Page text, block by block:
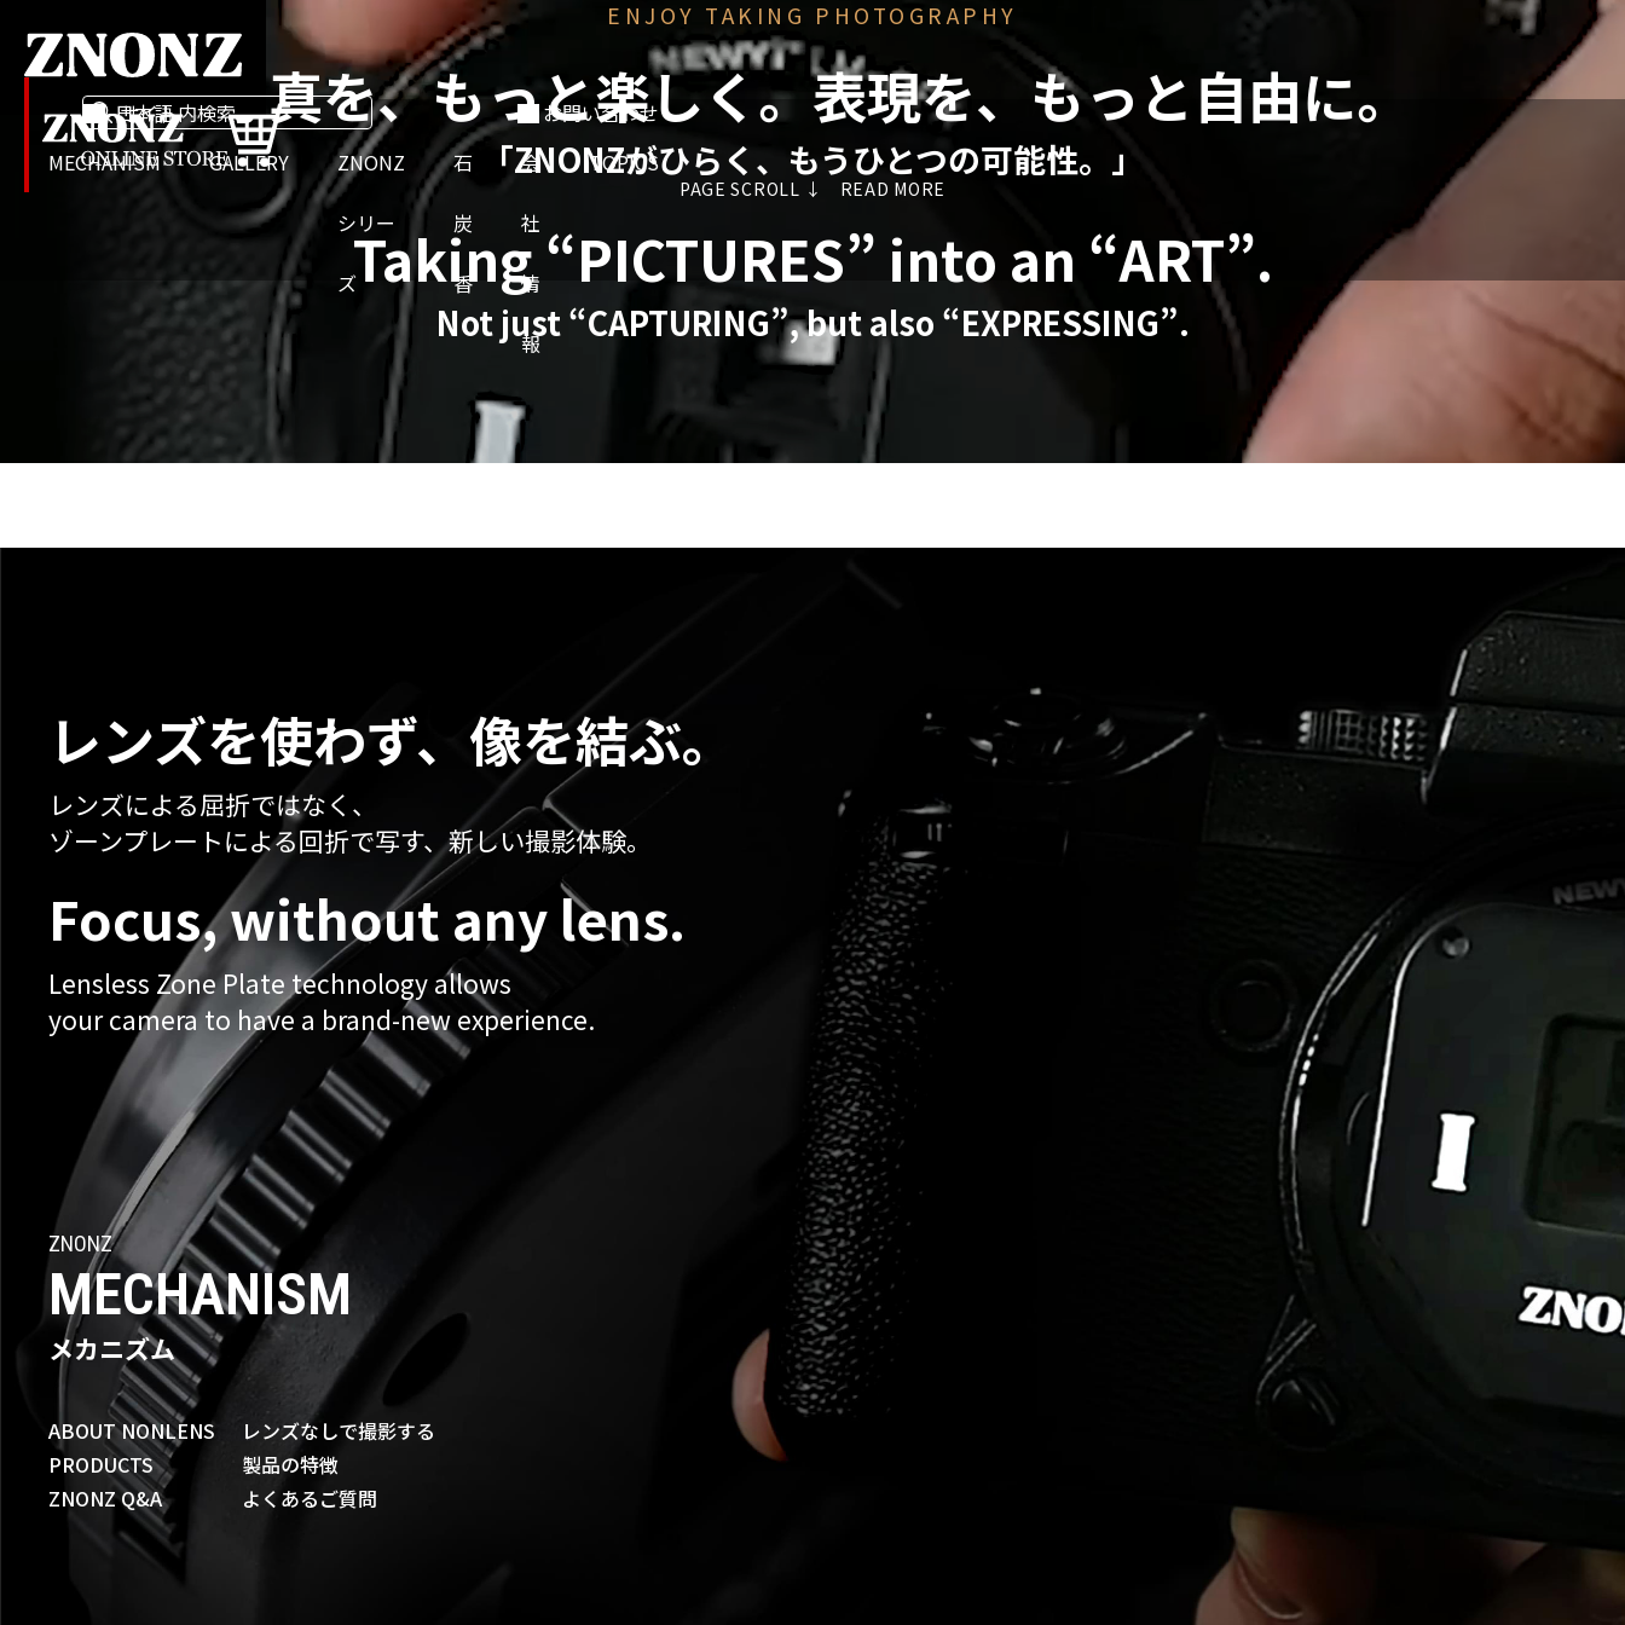
MECHANISM GALLERY ZNONZ
シリー
ズ
石
炭
香
会
社
情
報
TOPICS
日本語 お問い合わせ
ENJOY TAKING PHOTOGRAPHY
写真を、もっと楽しく。表現を、もっと自由に。
「ZNONZがひらく、もうひとつの可能性。」
Taking “PICTURES” into an “ART”.
Not just “CAPTURING”,but also “EXPRESSING”.
PAGE SCROLL ↓ READ MORE
レンズを使わず、 像を結ぶ。
レンズによる屈折ではなく、
ゾーンプレートによる回折で写す、新しい撮影体験。
Focus,without any lens.
Lensless Zone Plate technology allows
your camera to have a brand-new experience.
ZNONZ
MECHANISM
メカニズム
ABOUT NONLENS
レンズなしで撮影する
PRODUCTS
製品の特徴
ZNONZ Q&A
よくあるご質問